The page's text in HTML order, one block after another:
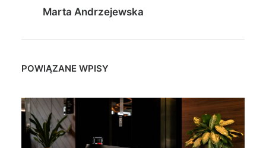
Marta Andrzejewska
POWIĄZANE WPISY